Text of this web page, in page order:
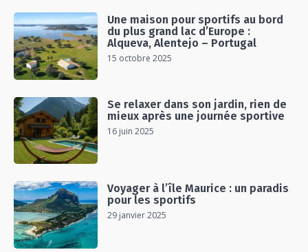
Une maison pour sportifs au bord
du plus grand lac d’Europe :
Alqueva, Alentejo – Portugal
15 octobre 2025
Se relaxer dans son jardin, rien de
mieux après une journée sportive
16 juin 2025
Voyager à l’île Maurice : un paradis
pour les sportifs
29 janvier 2025